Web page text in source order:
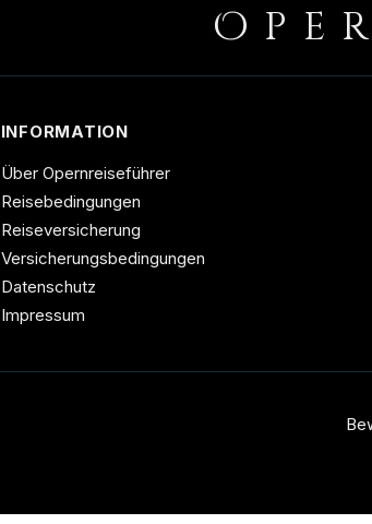
O
INFORMATION
Über Opernreiseführer
Reisebedingungen
Reiseversicherung
Versicherungsbedingungen
Datenschutz
Impressum